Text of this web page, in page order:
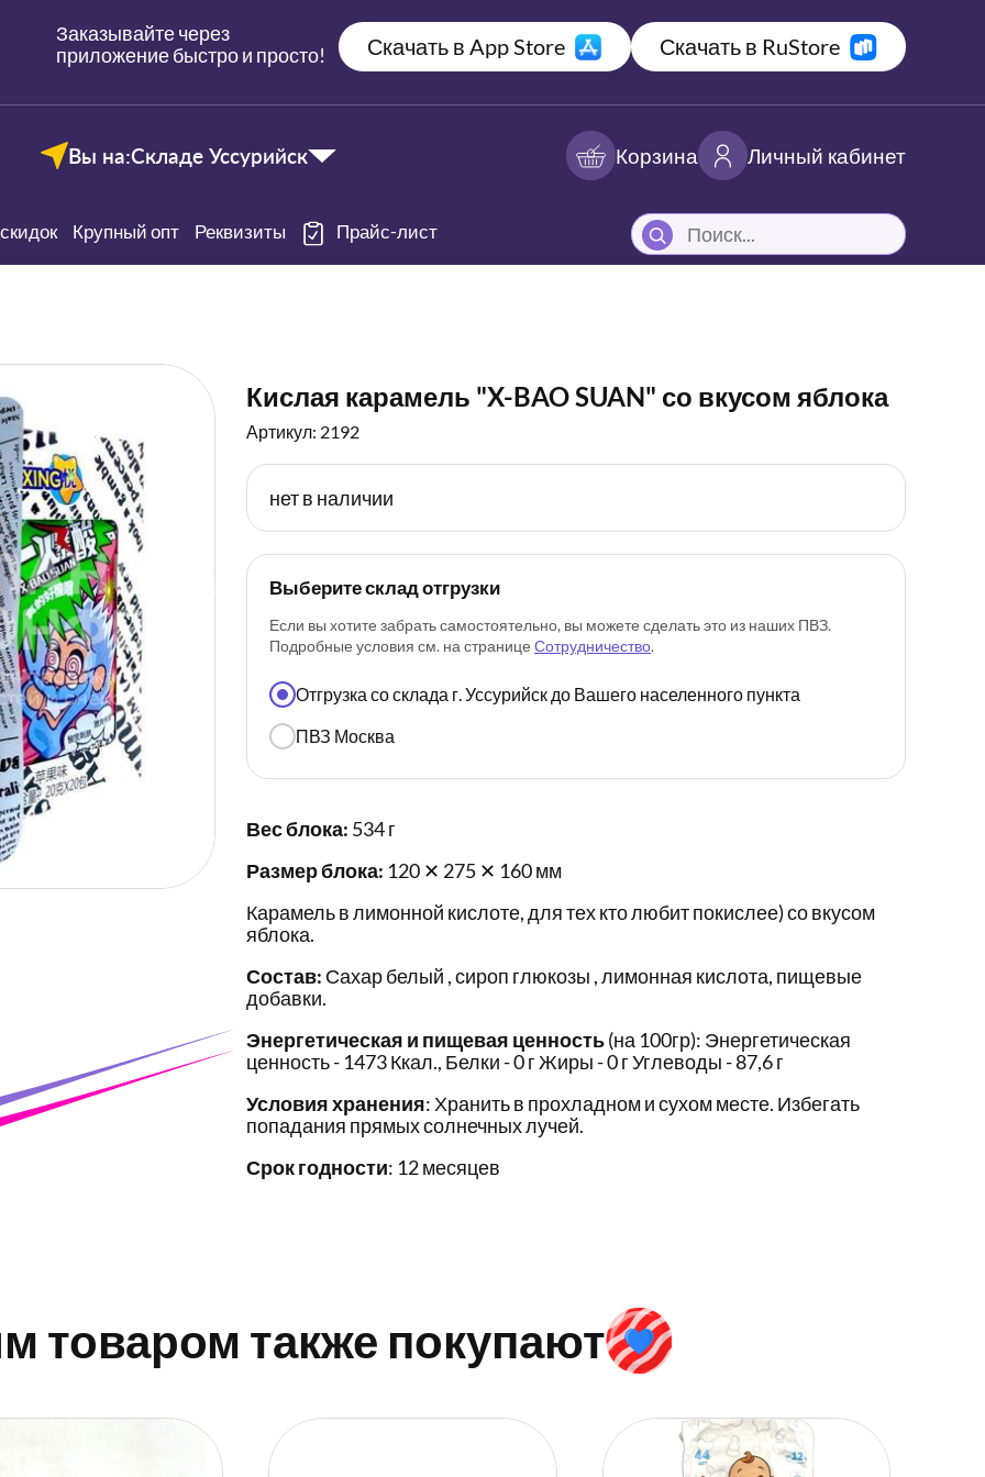
Заказывайте через
приложение быстро и просто!
Скачать в App Store Скачать в RuStore
Вы на:Складе Уссурийск Корзина Личный кабинет
Крупный опт Реквизиты Прайс-лист
Кислая карамель "X-BAO SUAN" со вкусом яблока
Артикул: 2192
нет в наличии
Выберите склад отгрузки
Если вы хотите забрать самостоятельно, вы можете сделать это из наших ПВЗ.
Подробные условия см. на странице Сотрудничество.
Отгрузка со склада г. Уссурийск до Вашего населенного пункта
ПВЗ Москва
Вес блока: 534 г
Размер блока: 120 ✕ 275 ✕ 160 мм
Карамель в лимонной кислоте, для тех кто любит покислее) со вкусом
яблока.
Состав: Сахар белый , сироп глюкозы , лимонная кислота, пищевые
добавки.
Энергетическая и пищевая ценность(на 100гр): Энергетическая
ценность - 1473 Ккал., Белки - 0 г Жиры - 0 г Углеводы - 87,6 г
Условия хранения: Хранить в прохладном и сухом месте. Избегать
попадания прямых солнечных лучей.
Срок годности: 12 месяцев
товаром также покупают